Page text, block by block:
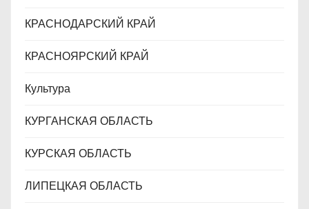
КРАСНОДАРСКИЙ КРАЙ
КРАСНОЯРСКИЙ КРАЙ
Культура
КУРГАНСКАЯ ОБЛАСТЬ
КУРСКАЯ ОБЛАСТЬ
ЛИПЕЦКАЯ ОБЛАСТЬ